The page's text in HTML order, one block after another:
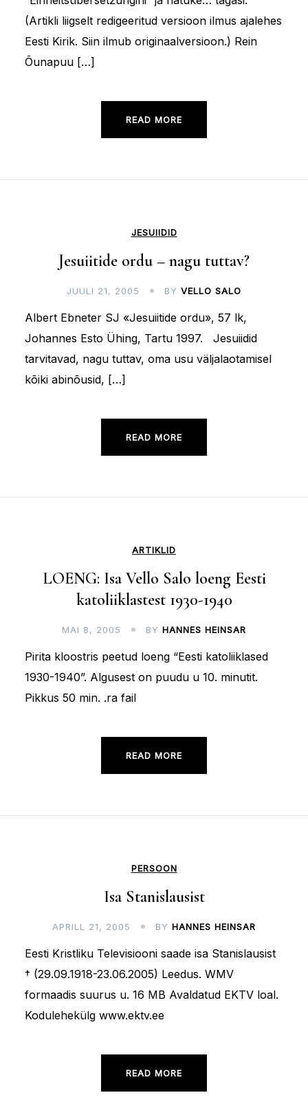
(Artikli liigselt redigeeritud versioon ilmus ajalehes
Eesti Kirik. Siin ilmub originaalversioon.) Rein
Õunapuu […]
READ MORE
JESUIIDID
Jesuiitide ordu – nagu tuttav?
JUULI 21, 2005 BY VELLO SALO
Albert Ebneter SJ «Jesuiitide ordu», 57 lk,
Johannes Esto Ühing, Tartu 1997. Jesuiidid
tarvitavad, nagu tuttav, oma usu väljalaotamisel
kõiki abinõusid, […]
READ MORE
ARTIKLID
LOENG: Isa Vello Salo loeng Eesti
katoliiklastest 1930-1940
MAI 8, 2005 BY HANNES HEINSAR
Pirita kloostris peetud loeng “Eesti katoliiklased
1930-1940”. Algusest on puudu u 10. minutit.
Pikkus 50 min. .ra fail
READ MORE
PERSOON
Isa Stanislausist
APRILL 21, 2005 BY HANNES HEINSAR
Eesti Kristliku Televisiooni saade isa Stanislausist
† (29.09.1918-23.06.2005) Leedus. WMV
formaadis suurus u. 16 MB Avaldatud EKTV loal.
Kodulehekülg www.ektv.ee
READ MORE